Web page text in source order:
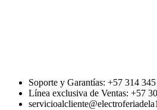
Soporte y Garantías: +57 314
Línea exclusiva de Ventas: +57